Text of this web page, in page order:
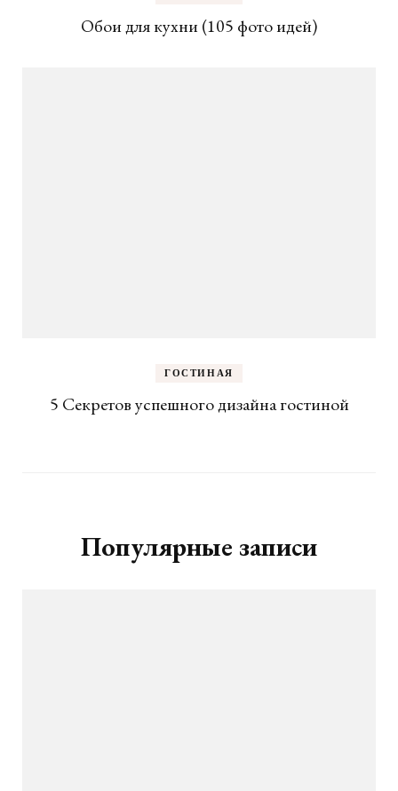
Обои для кухни (105 фото идей)
ГОСТИНАЯ
5 Секретов успешного дизайна гостиной
Популярные записи